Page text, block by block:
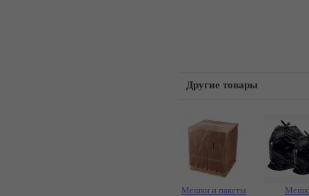
Другие товары
Мешки и пакеты